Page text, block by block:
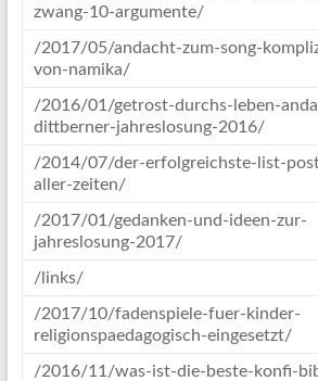
zwang-10-argumente/
/2017/05/andacht-zum-song-
von-namika/
/2016/01/getrost-durchs-leben-
dittberner-jahreslosung-2016/
/2014/07/der-erfolgreichste-list-
aller-zeiten/
/2017/01/gedanken-und-ideen-zur-
jahreslosung-2017/
/links/
/2017/10/fadenspiele-fuer-kinder-
religionspaedagogisch-eingesetzt/
/2016/11/was-ist-die-beste-konfi-